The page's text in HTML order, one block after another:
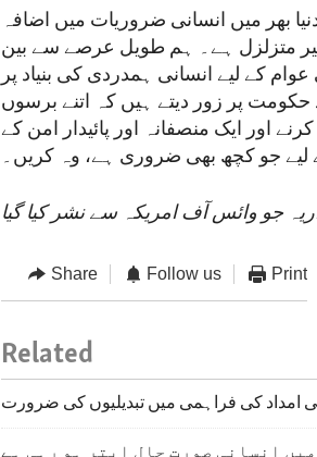
بھر میں انسانی ضروریات میں اضافہ
متزلزل ہے۔ ہم طویل عرصے سے بین
کے لیے انسانی ہمدردی کی بنیاد پر
پر زور دیتے ہیں کہ اتنے برسوں
اور ایک منصفانہ اور پائیدار امن کے
لیے جو کچھ بھی ضروری ہے، وہ کریں۔
جو وائس آف امریکہ سے نشر کیا گیا
Share Follow us Print
Related
امداد کی فراہمی میں تبدیلیوں کی ضرورت
انسانی صورتِ حال ابتر ہو رہی ہے